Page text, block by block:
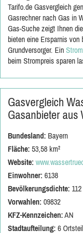
Tarifo.de Gasvergleich
Gasrechner nach Gas in
Gas-Suche zeigt Ihnen
bieten eine Ersparnis von
Grundversorger. Ein
beim Strompreis sparen
Gasvergleich
Gasanbieter aus
Bundesland: Bayern
Fläche: 53,58 km²
Website:
Einwohner: 6138
Bevölkerungsdichte:
Vorwahlen: 09832
KFZ-Kennzeichen: AN
Stadtaufteilung: 6